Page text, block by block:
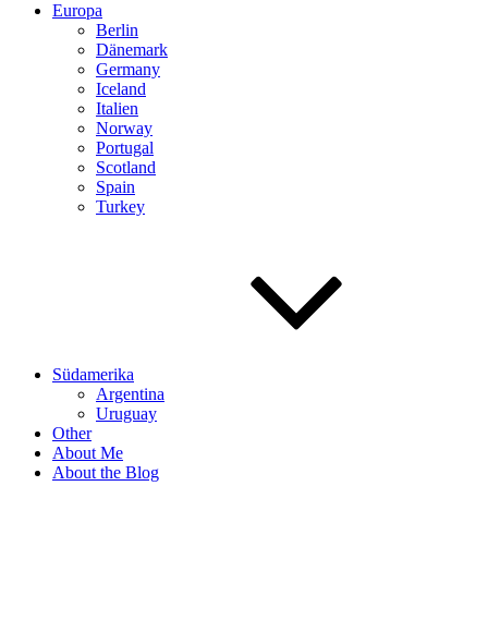
Europa
Berlin
Dänemark
Germany
Iceland
Italien
Norway
Portugal
Scotland
Spain
Turkey
Südamerika
Argentina
Uruguay
Other
About Me
About the Blog